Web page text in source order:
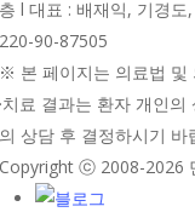
층 l 대표 : 배재익, 기경
220-90-87505
※ 본 페이지는 의료법 및
·치료 결과는 환자 개인
의 상담 후 결정하시기 바
Copyright ⓒ 2008-2026